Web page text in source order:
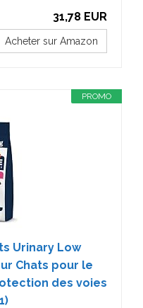
31,78 EUR
Acheter sur Amazon
PROMO
Urinary Low
Chats pour le
des voies